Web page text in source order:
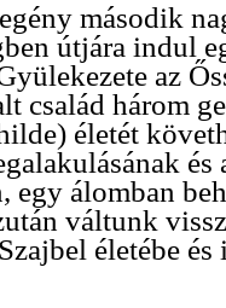
második
útjára indul
az
család három
életét
egy álomban
váltunk
életébe